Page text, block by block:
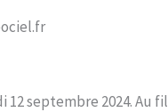
septembre 2024. Au fil